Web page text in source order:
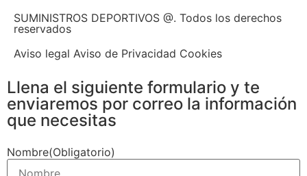
SUMINISTROS DEPORTIVOS @. Todos los derechos
reservados
Aviso legal Aviso de Privacidad Cookies
Llena el siguiente formulario y te
enviaremos por correo la información
que necesitas
Nombre(Obligatorio)